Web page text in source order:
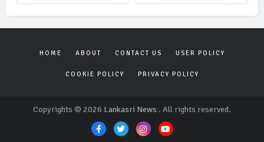
HOME ABOUT CONTACT US USER POLICY
COOKIE POLICY PRIVACY POLICY
Copyrights © 2026 Lankasri News . All rights reserved.